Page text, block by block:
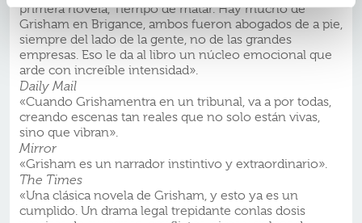
primera novela, Tiempo de matar. Hay mucho de
Grisham en Brigance, ambos fueron abogados de a pie,
siempre del lado de la gente, no de las grandes
empresas. Eso le da al libro un núcleo emocional que
arde con increíble intensidad».
Daily Mail
«Cuando Grishamentra en un tribunal, va a por todas,
creando escenas tan reales que no solo están vivas,
sino que vibran».
Mirror
«Grisham es un narrador instintivo y extraordinario».
The Times
«Una clásica novela de Grisham, y esto ya es un
cumplido. Un drama legal trepidante conlas dosis